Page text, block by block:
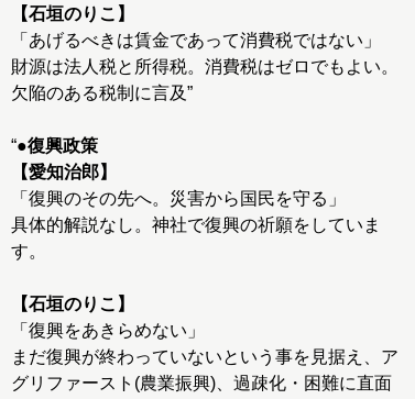
【石垣のりこ】
「あげるべきは賃金であって消費税ではない」
財源は法人税と所得税。消費税はゼロでもよい。
欠陥のある税制に言及”
“●復興政策
【愛知治郎】
「復興のその先へ。災害から国民を守る」
具体的解説なし。神社で復興の祈願をしていま
す。
【石垣のりこ】
「復興をあきらめない」
まだ復興が終わっていないという事を見据え、ア
グリファースト(農業振興)、過疎化・困難に直面